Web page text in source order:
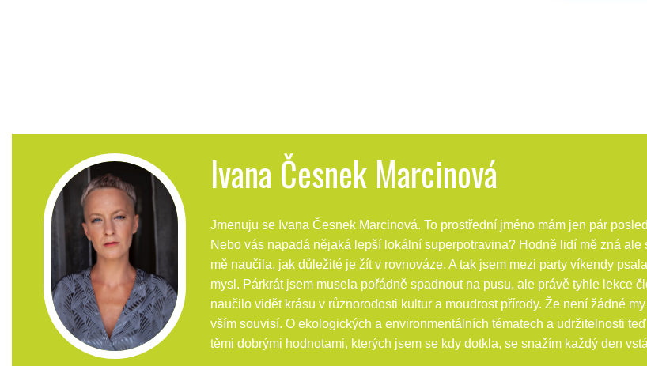
Ivana Česnek Marcinová
Jmenuju se Ivana Česnek Marcinová. To prostřední jméno mám jen pár
Nebo vás napadá nějaká lepší lokální superpotravina? Hodně lidí mě zná
mě naučila, jak důležité je žít v rovnováze. A tak jsem mezi party víkendy
mysl. Párkrát jsem musela pořádně spadnout na pusu, ale právě tyhle lekce
naučilo vidět krásu v různorodosti kultur a moudrost přírody. Že není žádné
vším souvisí. O ekologických a environmentálních tématech a udržitelnosti
těmi dobrými hodnotami, kterých jsem se kdy dotkla, se snažím každý den